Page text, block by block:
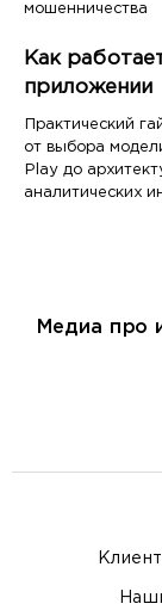
мошенничества
Как
приложении
Практический
от выбора
Play до
аналитических
Медиа про